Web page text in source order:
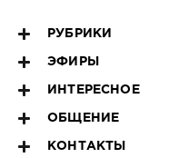
РУБРИКИ
ЭФИРЫ
ИНТЕРЕСНОЕ
ОБЩЕНИЕ
КОНТАКТЫ